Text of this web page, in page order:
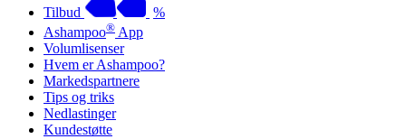
Tilbud
%
Ashampoo® App
Volumlisenser
Hvem er Ashampoo?
Markedspartnere
Tips og triks
Nedlastinger
Kundestøtte